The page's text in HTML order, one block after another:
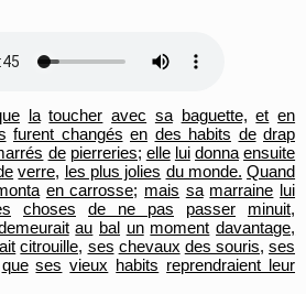
la toucher avec sa baguette, et en
furent changés en des habits de drap
de pierreries; elle lui donna ensuite
verre, les plus jolies du monde. Quand
en carrosse; mais sa marraine lui
choses de ne pas passer
minuit,
au bal un moment davantage,
citrouille, ses chevaux des souris, ses
que ses vieux habits reprendraient leur